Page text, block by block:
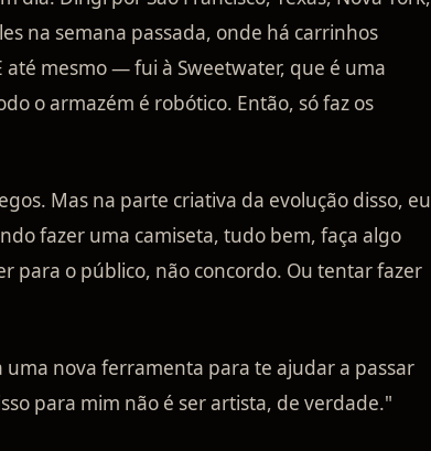
na semana passada, onde há carrinhos
mesmo — fui à Sweetwater, que é uma
o armazém é robótico. Então, só faz os
Mas na parte criativa da evolução disso, eu
fazer uma camiseta, tudo bem, faça algo
para o público, não concordo. Ou tentar fazer
nova ferramenta para te ajudar a passar
para mim não é ser artista, de verdade."